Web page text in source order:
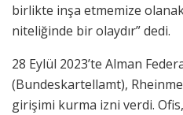
birlikte inşa etmemize
niteliğinde bir olaydır” dedi.
28 Eylül 2023’te Alman
(Bundeskartellamt),
girişimi kurma izni verdi. Ofis,